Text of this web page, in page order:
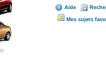
Aide
Mes sujets